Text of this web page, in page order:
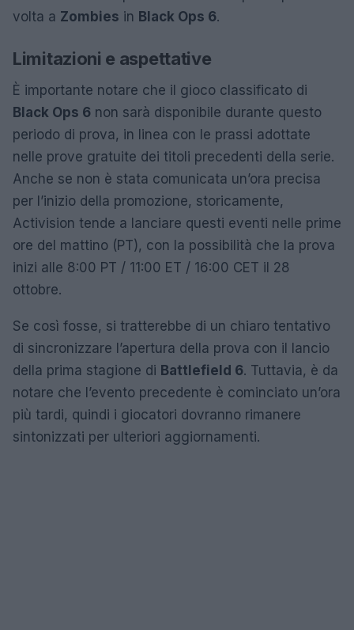
volta a Zombies in Black Ops 6.
Limitazioni e aspettative
È importante notare che il gioco classificato di
Black Ops 6 non sarà disponibile durante questo
periodo di prova, in linea con le prassi adottate
nelle prove gratuite dei titoli precedenti della serie.
Anche se non è stata comunicata un’ora precisa
per l’inizio della promozione, storicamente,
Activision tende a lanciare questi eventi nelle prime
ore del mattino (PT), con la possibilità che la prova
inizi alle 8:00 PT / 11:00 ET / 16:00 CET il 28
ottobre.
Se così fosse, si tratterebbe di un chiaro tentativo
di sincronizzare l’apertura della prova con il lancio
della prima stagione di Battlefield 6. Tuttavia, è da
notare che l’evento precedente è cominciato un’ora
più tardi, quindi i giocatori dovranno rimanere
sintonizzati per ulteriori aggiornamenti.